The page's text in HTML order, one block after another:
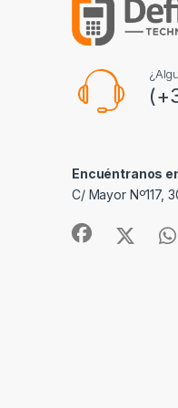
Encuéntranos
C/ Mayor Nº117,